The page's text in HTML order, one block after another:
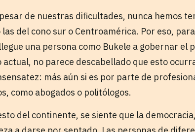
de nuestras dificultades, nunca hemos
del cono sur o Centroamérica. Por eso,
una persona como Bukele a gobernar el
actual, no parece descabellado que esto
más aún si es por parte de
como abogados o politólogos.
del continente, se siente que la